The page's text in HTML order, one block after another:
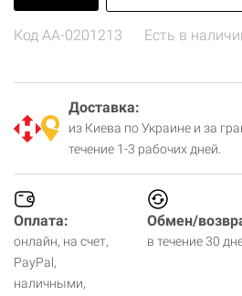
Код AA-0201213 Есть в
Доставка:
из Киева по Украине и за
течение 1-3 рабочих дней.
Оплата:
онлайн, на счет,
PayPal,
наличными,
Обмен/
в течение 30